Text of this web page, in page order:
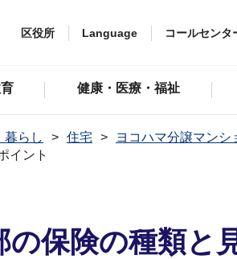
区役所 Language コールセンタ
健康・医療・福祉
暮らし 住宅 ヨコハマ分譲マンシ
イント
の保険の種類と